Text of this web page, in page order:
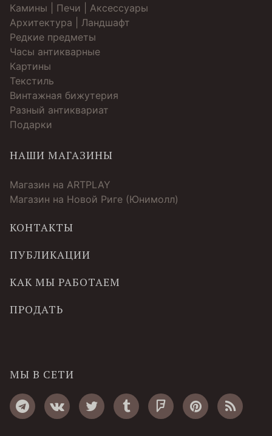
Камины | Печи | Аксессуары
Архитектура | Ландшафт
Редкие предметы
Часы антикварные
Картины
Текстиль
Винтажная бижутерия
Разный антиквариат
Подарки
НАШИ МАГАЗИНЫ
Магазин на ARTPLAY
Магазин на Новой Риге (Юнимолл)
КОНТАКТЫ
ПУБЛИКАЦИИ
КАК МЫ РАБОТАЕМ
ПРОДАТЬ
МЫ В СЕТИ